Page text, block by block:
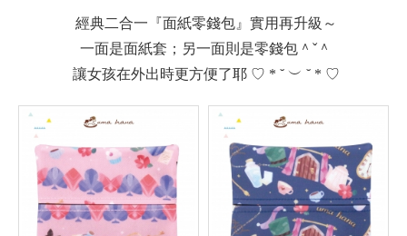
經典二合一『面紙零錢包』實用再升級～
一面是面紙套；另一面則是零錢包＾ˇ＾
讓女孩在外出時更方便了耶 ♡ * ˘ ︶ ˘ * ♡